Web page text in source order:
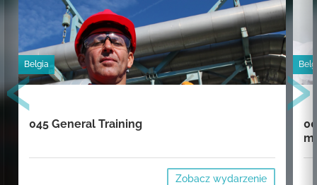
Belgia
045 General Training
Zobacz wydarzenie
‹ ›